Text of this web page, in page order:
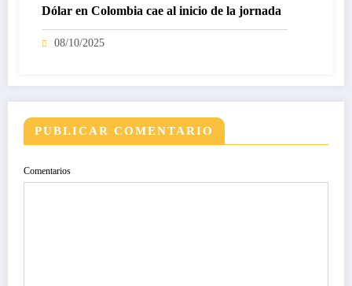
Dólar en Colombia cae al inicio de la jornada
08/10/2025
PUBLICAR COMENTARIO
Comentarios